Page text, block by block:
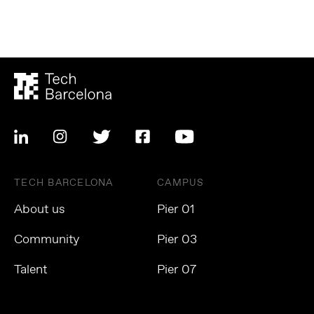
TECH BARCELONA
About us
Community
Talent
CAMPUS
Pier 01
Pier 03
Pier 07